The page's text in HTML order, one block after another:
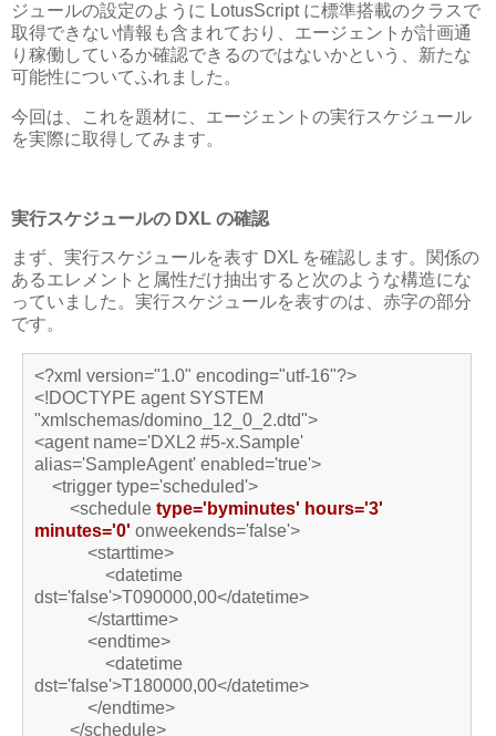
ジュールの設定のように LotusScript に標準搭載のクラスで
取得できない情報も含まれており、エージェントが計画通
り稼働しているか確認できるのではないかという、新たな
可能性についてふれました。
今回は、これを題材に、エージェントの実行スケジュール
を実際に取得してみます。
実行スケジュールの DXL の確認
まず、実行スケジュールを表す DXL を確認します。関係の
あるエレメントと属性だけ抽出すると次のような構造にな
っていました。実行スケジュールを表すのは、赤字の部分
です。
<?xml version="1.0" encoding="utf-16"?>
<!DOCTYPE agent SYSTEM
"xmlschemas/domino_12_0_2.dtd">
<agent name='DXL2 #5-x.Sample'
alias='SampleAgent' enabled='true'>
<trigger type='scheduled'>
<schedule type='byminutes' hours='3'
minutes='0' onweekends='false'>
<starttime>
<datetime
dst='false'>T090000,00</datetime>
</starttime>
<endtime>
<datetime
dst='false'>T180000,00</datetime>
</endtime>
</schedule>